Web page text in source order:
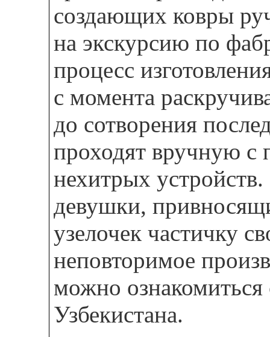
создающих ковры
на экскурсию по
процесс
с момента
до сотворения
проходят вручную с
нехитрых
девушки,
узелочек частичку
неповторимое
можно
Узбекистана.